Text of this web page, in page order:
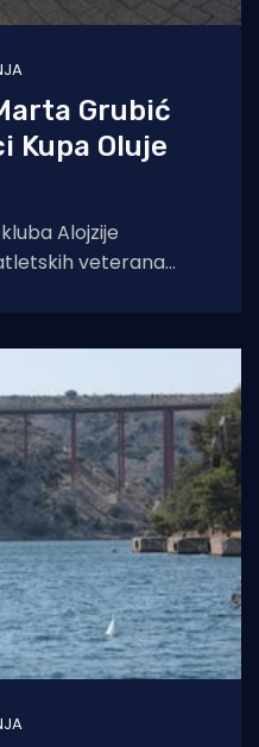
Grubić
Kupa Oluje
Alojzije
veterana